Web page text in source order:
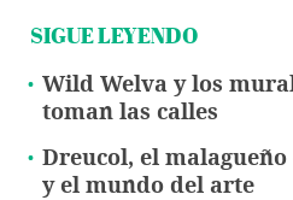
SIGUE LEYENDO
Wild Welva y los
toman las calles
Dreucol, el
y el mundo del arte